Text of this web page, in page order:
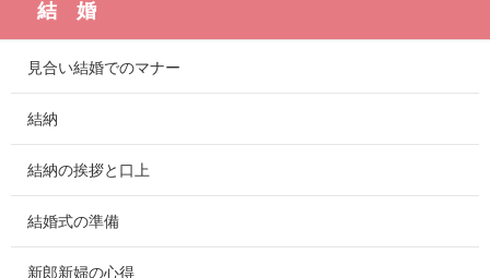
結 婚
見合い結婚でのマナー
結納
結納の挨拶と口上
結婚式の準備
新郎新婦の心得